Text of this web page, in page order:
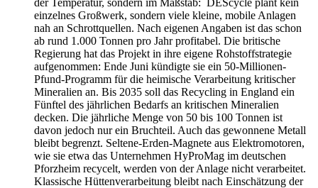
der Temperatur, sondern im Maßstab: DEScycle plant kein
einzelnes Großwerk, sondern viele kleine, mobile Anlagen
nah an Schrottquellen. Nach eigenen Angaben ist das schon
ab rund 1.000 Tonnen pro Jahr profitabel. Die britische
Regierung hat das Projekt in ihre eigene Rohstoffstrategie
aufgenommen: Ende Juni kündigte sie ein 50-Millionen-
Pfund-Programm für die heimische Verarbeitung kritischer
Mineralien an. Bis 2035 soll das Recycling in England ein
Fünftel des jährlichen Bedarfs an kritischen Mineralien
decken. Die jährliche Menge von 50 bis 100 Tonnen ist
davon jedoch nur ein Bruchteil. Auch das gewonnene Metall
bleibt begrenzt. Seltene-Erden-Magnete aus Elektromotoren,
wie sie etwa das Unternehmen HyProMag im deutschen
Pforzheim recycelt, werden von der Anlage nicht verarbeitet.
Klassische Hüttenverarbeitung bleibt nach Einschätzung der